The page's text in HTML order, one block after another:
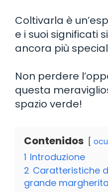
Coltivarla è
e i suoi significati
ancora più
Non perdere
questa
spazio verde!
Contenidos
1 Introduzione
2 Caratteristiche
grande margherita